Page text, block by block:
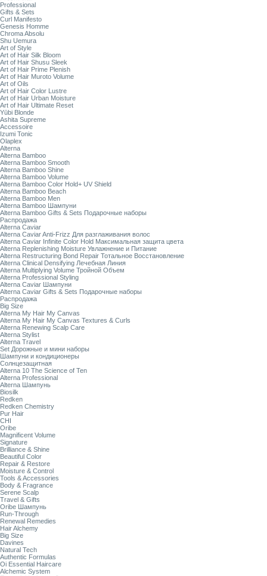
Professional
Gifts & Sets
Curl Manifesto
Genesis Homme
Chroma Absolu
Shu Uemura
Art of Style
Art of Hair Silk Bloom
Art of Hair Shusu Sleek
Art of Hair Prime Plenish
Art of Hair Muroto Volume
Art of Oils
Art of Hair Color Lustre
Art of Hair Urban Moisture
Art of Hair Ultimate Reset
Yūbi Blonde
Ashita Supreme
Accessoire
Izumi Tonic
Olaplex
Alterna
Alterna Bamboo
Alterna Bamboo Smooth
Alterna Bamboo Shine
Alterna Bamboo Volume
Alterna Bamboo Color Hold+ UV Shield
Alterna Bamboo Beach
Alterna Bamboo Men
Alterna Bamboo Шампуни
Alterna Bamboo Gifts & Sets Подарочные наборы
Распродажа
Alterna Caviar
Alterna Caviar Anti-Frizz Для разглаживания волос
Alterna Caviar Infinite Color Hold Максимальная защита цвета
Alterna Replenishing Moisture Увлажнение и Питание
Alterna Restructuring Bond Repair Тотальное Восстановление
Alterna Clinical Densifying Лечебная Линия
Alterna Multiplying Volume Тройной Объем
Alterna Professional Styling
Alterna Caviar Шампуни
Alterna Caviar Gifts & Sets Подарочные наборы
Распродажа
Big Size
Alterna My Hair My Canvas
Alterna My Hair My Canvas Textures & Curls
Alterna Renewing Scalp Care
Alterna Stylist
Alterna Travel
Set Дорожные и мини наборы
Шампуни и кондиционеры
Солнцезащитная
Alterna 10 The Science of Ten
Alterna Professional
Alterna Шампунь
Biosilk
Redken
Redken Chemistry
Pur Hair
CHI
Oribe
Magnificent Volume
Signature
Brilliance & Shine
Beautiful Color
Repair & Restore
Moisture & Control
Tools & Accessories
Body & Fragrance
Serene Scalp
Travel & Gifts
Oribe Шампунь
Run-Through
Renewal Remedies
Hair Alchemy
Big Size
Davines
Natural Tech
Authentic Formulas
Oi Essential Haircare
Alchemic System